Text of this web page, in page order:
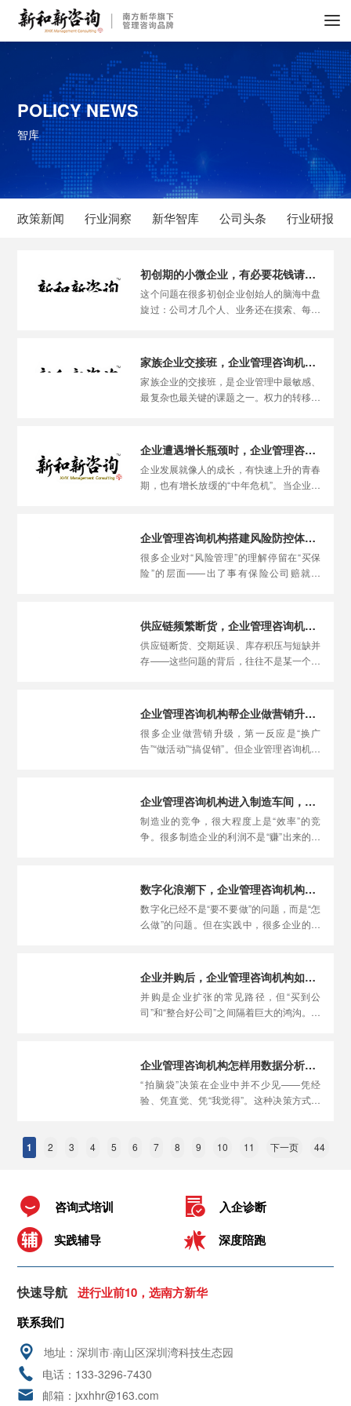
POLICY NEWS
智库
政策新闻 行业洞察 新华智库 公司头条 行业研报
初创期的小微企业，有必要花钱请企业管理咨询机构吗？
这个问题在很多初创企业创始人的脑海中盘
旋过：公司才几个人、业务还在摸索、每一
候“花小钱”能“省大钱”。
家族企业交接班，企业管理咨询机构如何设计平稳过渡的治理方案？
家族企业的交接班，是企业管理中最敏感、
最复杂也最关键的课题之一。权力的转移、
定性。企业管理咨询机构​在这方面能提供什
么帮助呢？
企业遭遇增长瓶颈时，企业管理咨询机构怎样引导组织走出“中年危机”？
企业发展就像人的成长，有快速上升的青春
期，也有增长放缓的“中年危机”。当企业发
遭遇组织“中年危机”。企业管理咨询机构​在
这个时候能做什么？
企业管理咨询机构搭建风险防控体系，绝不只是建议买保险那么简单。
很多企业对“风险管理”的理解停留在“买保
险”的层面——出了事有保险公司赔就行
偿”，而风险防控体系要做的是“事前预防、
事中控制、事后应对”的全链条管理。
供应链频繁断货，企业管理咨询机构如何从全局角度打通上下游？
供应链断货、交期延误、库存积压与短缺并
存——这些问题的背后，往往不是某一个环
从“全局”而非“局部”的视角，帮助企业在上
下游之间建立更顺畅的协同。
企业管理咨询机构帮企业做营销升级，为什么先要重新定义客户画像？
很多企业做营销升级，第一反应是“换广
告”“做活动”“搞促销”。但企业管理咨询机构
的所有动作，都建立在对“卖给谁”的准确理
解之上。如果连客户是谁都没搞清楚，再好
的营销手段也是“盲打”。
企业管理咨询机构进入制造车间，怎样通过精益管理挤出隐性利润？
制造业的竞争，很大程度上是“效率”的竞
争。很多制造企业的利润不是“赚”出来的，
咨询机构进入制造车间，正是要通过精益管
理的方法，把这些“隐性利润”一个一
个“挤”出来。
数字化浪潮下，企业管理咨询机构扮演的是“技术翻译”还是“变革推手”？
数字化已经不是“要不要做”的问题，而是“怎
么做”的问题。但在实践中，很多企业的数
潮中到底扮演什么角色？是“技术翻译”——
把技术语言翻译成管理语言？还是“变革推
手”——推动企业从组织层面进行系统性改
变？答案是：两者都是，而且缺一不可。
企业并购后，企业管理咨询机构如何弥合两边的管理理念冲突？
并购是企业扩张的常见路径，但“买到公
司”和“整合好公司”之间隔着巨大的鸿沟。很
调和。企业管理咨询机构在这方面能发挥什
么作用呢？
企业管理咨询机构怎样用数据分析替代老板的“拍脑袋”决策？
“拍脑袋”决策在企业中并不少见——凭经
验、凭直觉、凭“我觉得”。这种决策方式在
越高。企业管理咨询机构是怎样帮助企业用
1 2 3 4 5 6 7 8 9 10 11 下一页 44
咨询式培训
入企诊断
实践辅导
深度陪跑
快速导航
进行业前10，选南方新华
联系我们
地址：深圳市·南山区深圳湾科技生态园
电话：133-3296-7430
邮箱：jxxhhr@163.com